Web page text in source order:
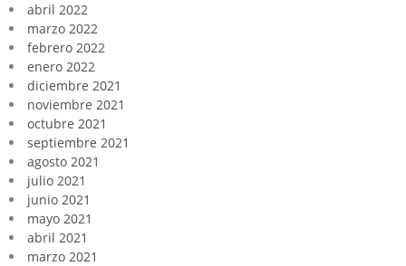
abril 2022
marzo 2022
febrero 2022
enero 2022
diciembre 2021
noviembre 2021
octubre 2021
septiembre 2021
agosto 2021
julio 2021
junio 2021
mayo 2021
abril 2021
marzo 2021